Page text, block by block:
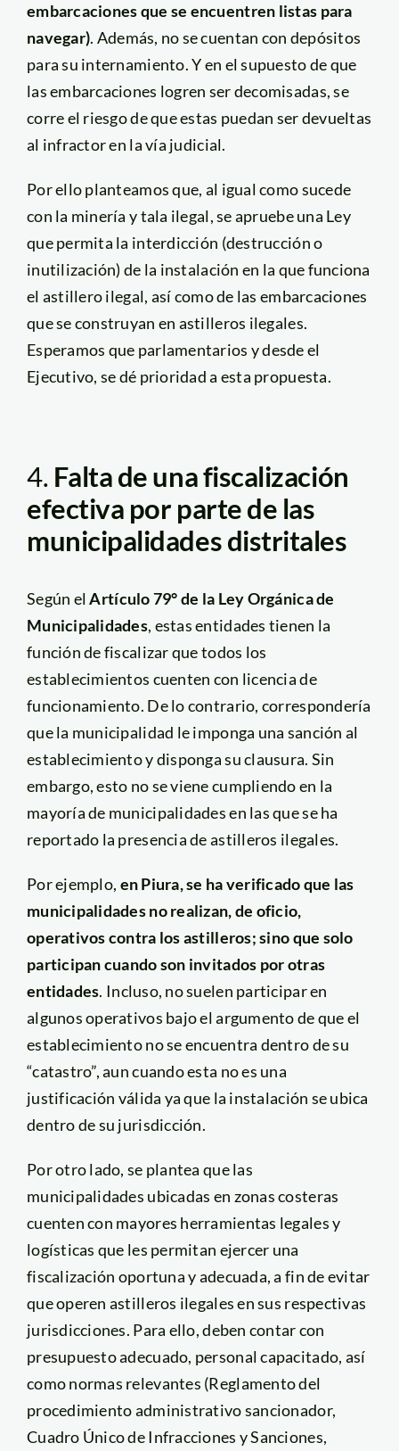
embarcaciones que se encuentren listas para
navegar). Además, no se cuentan con depósitos
para su internamiento. Y en el supuesto de que
las embarcaciones logren ser decomisadas, se
corre el riesgo de que estas puedan ser devueltas
al infractor en la vía judicial.
Por ello planteamos que, al igual como sucede
con la minería y tala ilegal, se apruebe una Ley
que permita la interdicción (destrucción o
inutilización) de la instalación en la que funciona
el astillero ilegal, así como de las embarcaciones
que se construyan en astilleros ilegales.
Esperamos que parlamentarios y desde el
Ejecutivo, se dé prioridad a esta propuesta.
4. Falta de una fiscalización
efectiva por parte de las
municipalidades distritales
Según elArtículo 79° de la Ley Orgánica de
Municipalidades, estas entidades tienen la
función de fiscalizar que todos los
establecimientos cuenten con licencia de
funcionamiento. De lo contrario, correspondería
que la municipalidad le imponga una sanción al
establecimiento y disponga su clausura. Sin
embargo, esto no se viene cumpliendo en la
mayoría de municipalidades en las que se ha
reportado la presencia de astilleros ilegales.
Por ejemplo, en Piura, se ha verificado que las
municipalidades no realizan, de oficio,
operativos contra los astilleros; sino que solo
participan cuando son invitados por otras
entidades. Incluso, no suelen participar en
algunos operativos bajo el argumento de que el
establecimiento no se encuentra dentro de su
“catastro”, aun cuando esta no es una
justificación válida ya que la instalación se ubica
dentro de su jurisdicción.
Por otro lado, se plantea que las
municipalidades ubicadas en zonas costeras
cuenten con mayores herramientas legales y
logísticas que les permitan ejercer una
fiscalización oportuna y adecuada, a fin de evitar
que operen astilleros ilegales en sus respectivas
jurisdicciones. Para ello, deben contar con
presupuesto adecuado, personal capacitado, así
como normas relevantes (Reglamento del
procedimiento administrativo sancionador,
Cuadro Único de Infracciones y Sanciones,